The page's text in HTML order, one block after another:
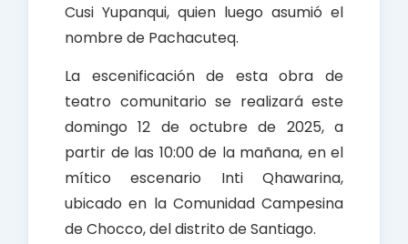
Cusi Yupanqui, quien luego asumió el
nombre de Pachacuteq.
La escenificación de esta obra de
teatro comunitario se realizará este
domingo 12 de octubre de 2025, a
partir de las 10:00 de la mañana, en el
mítico escenario Inti Qhawarina,
ubicado en la Comunidad Campesina
de Chocco, del distrito de Santiago.